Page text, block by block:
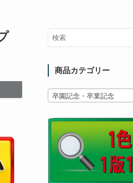
商品カテゴリー
卒園記念・卒業記念